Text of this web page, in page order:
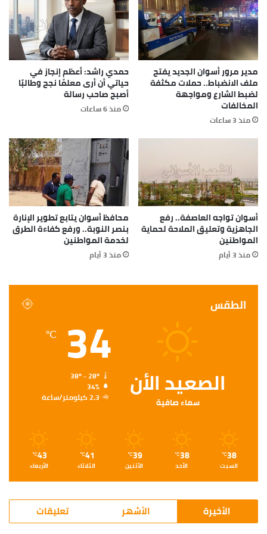
مدير مرور أسوان الجديد يفتح
ملف الانضباط.. حملات مكثفة
لضبط الشارع ومواجهة
المخالفات
منذ 3 ساعات
حمدي راشد: أعظم إنجاز في
حياتي أن أرى معلمًا نجح وطالبًا
أصبح صاحب رسالة
منذ 6 ساعات
أسوان تواجه العاصفة.. رفع
الجاهزية وتعليق الملاحة لحماية
المواطنين
منذ 3 أيام
محافظ أسوان يتابع تطوير الإنارة
بنصر النوبة.. ورفع كفاءة الطرق
لخدمة المواطنين
منذ 3 أيام
الطقس
الصعيد الأن
سماء صافية
34
℃
38º - 28º
34%
2.3 كيلومتر/ساعة
38
℃
السبت
38
℃
الأحد
39
℃
الأثنين
41
℃
الثلاثاء
43
℃
الأربعاء
الأخيرة الأشهر تعليقات